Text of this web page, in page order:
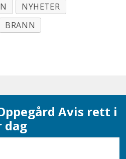
NYHETER
BRANN
Avis rett i
dag